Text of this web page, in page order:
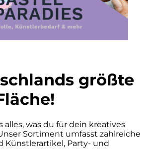
größte
alles, was du für dein kreatives
Sortiment umfasst zahlreiche
Künstlerartikel, Party- und